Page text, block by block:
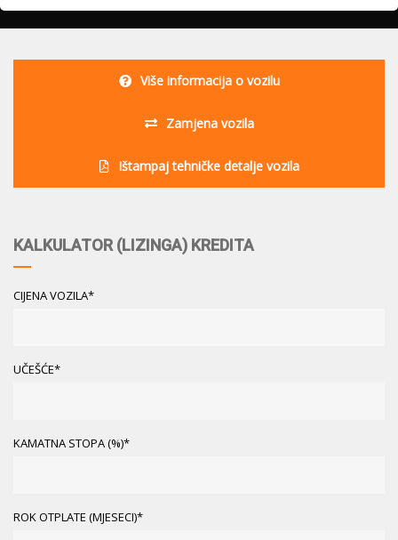
Više informacija o vozilu
Zamjena vozila
Ištampaj tehničke detalje vozila
KALKULATOR (LIZINGA) KREDITA
CIJENA VOZILA*
UČEŠĆE*
KAMATNA STOPA (%)*
ROK OTPLATE (MJESECI)*